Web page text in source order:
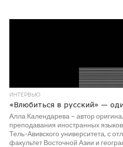
ИНТЕРВЬЮ
«Влюбиться в русский» —
Алла Календарева – автор
преподавания иностранных
Тель-Авивского университета, с
факультет Восточной Азии и